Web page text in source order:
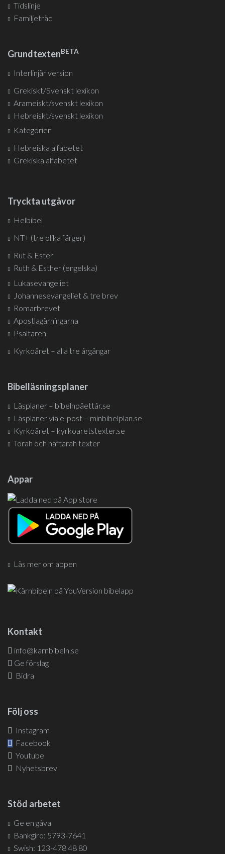
Tidslinje
Familjeträd
GrundtextenBETA
Interlinjär version
Grekiskt/Svenskt lexikon
Arameiskt/svenskt lexikon
Hebreiskt/svenskt lexikon
Kategorier
Hebreiska alfabetet
Grekiska alfabetet
Tryckta utgåvor
Helbibel
NT+ (tre olika färger)
Rut & Ester
Ruth & Esther (engelska)
Lukasevangeliet
Johannesevangeliet & tre brev
Romarbrevet
Apostlagärningarna
Psaltaren
Kyrkoåret – alla tre årgångar
Bibelläsningsplaner
Läsplaner – bibelnpåettår.se
Läsplaner via e-post – minbibelplan.se
Kyrkoåret – kyrkoaretstexter.se
Torah och haftarah texter
Appar
Läs mer om appen
Kontakt
info@karnbibeln.se
Ge förslag
Bidra
Följ oss
Instagram
Facebook
Youtube
Nyhetsbrev
Stöd arbetet
Ge en gåva
Bankgiro: 5793-7641
Swish: 123-478 48 80